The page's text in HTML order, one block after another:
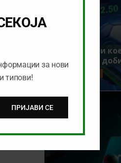
Зголемени
поголема
за нови
типови!
ПРИЈАВИ СЕ